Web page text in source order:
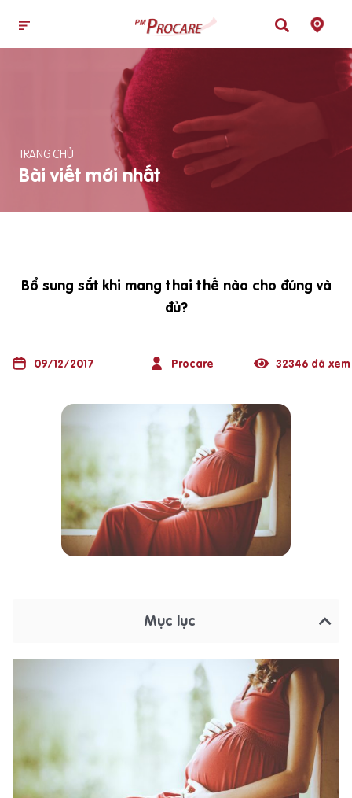
TRANG CHỦ
Bài viết mới nhất
Bổ sung sắt khi mang thai thế nào cho đúng và
đủ?
09/12/2017 Procare 32346 đã xem
Mục lục